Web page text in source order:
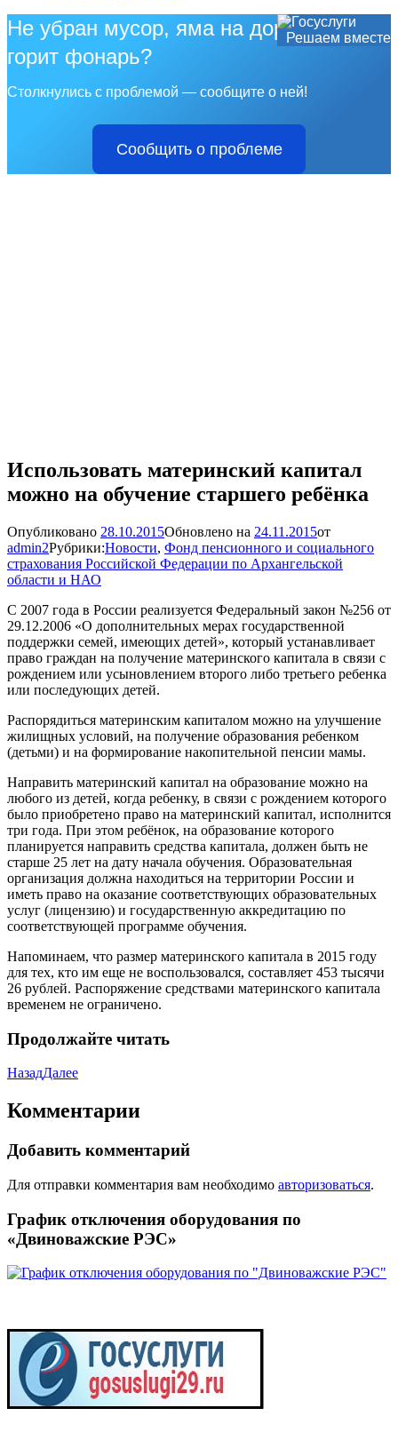
Решаем вместе
Не убран мусор, яма на дороге, не
горит фонарь?
Столкнулись с проблемой — сообщите о ней!
Сообщить о проблеме
Использовать материнский капитал
можно на обучение старшего ребёнка
Опубликовано 28.10.2015Обновлено на 24.11.2015от
admin2Рубрики:Новости, Фонд пенсионного и социального
страхования Российской Федерации по Архангельской
области и НАО
С 2007 года в России реализуется Федеральный закон №256 от
29.12.2006 «О дополнительных мерах государственной
поддержки семей, имеющих детей», который устанавливает
право граждан на получение материнского капитала в связи с
рождением или усыновлением второго либо третьего ребенка
или последующих детей.
Распорядиться материнским капиталом можно на улучшение
жилищных условий, на получение образования ребенком
(детьми) и на формирование накопительной пенсии мамы.
Направить материнский капитал на образование можно на
любого из детей, когда ребенку, в связи с рождением которого
было приобретено право на материнский капитал, исполнится
три года. При этом ребёнок, на образование которого
планируется направить средства капитала, должен быть не
старше 25 лет на дату начала обучения. Образовательная
организация должна находиться на территории России и
иметь право на оказание соответствующих образовательных
услуг (лицензию) и государственную аккредитацию по
соответствующей программе обучения.
Напоминаем, что размер материнского капитала в 2015 году
для тех, кто им еще не воспользовался, составляет 453 тысячи
26 рублей. Распоряжение средствами материнского капитала
временем не ограничено.
Продолжайте читать
НазадДалее
Комментарии
Добавить комментарий
Для отправки комментария вам необходимо авторизоваться.
График отключения оборудования по
«Двиноважские РЭС»